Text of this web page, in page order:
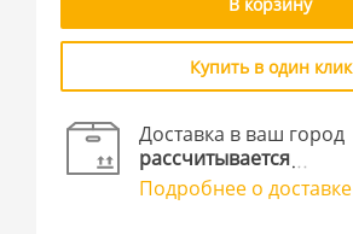
Купить в один клик
Доставка в ваш город
рассчитывается
Подробнее о доставке